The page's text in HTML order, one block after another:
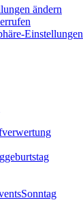
ändern
Einstellungen